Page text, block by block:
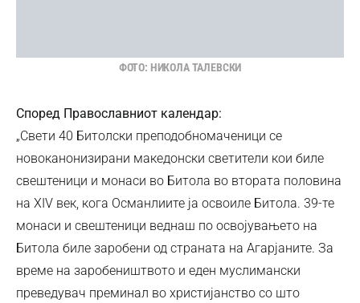
ФОТО: НИКОЛА ТАЛЕВСКИ
Според Православниот календар:
„Свети 40 Битолски преподобномаченици се
новоканонизирани македонски светители кои биле
свештеници и монаси во Битола во втората половина
на XIV век, кога Османлиите ја освоиле Битола. 39-те
монаси и свештеници веднаш по освојувањето на
Битола биле заробени од страната на Агарјаните. За
време на заробеништвото и еден муслимански
преведувач преминал во христијанство со што